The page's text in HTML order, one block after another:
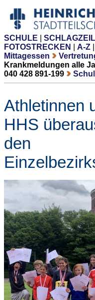
SCHULE
FOTOSTRECKEN
A-Z
Mittagessen
Krankmeldungen alle
040 428 891-199
Athletinnen
HHS
den